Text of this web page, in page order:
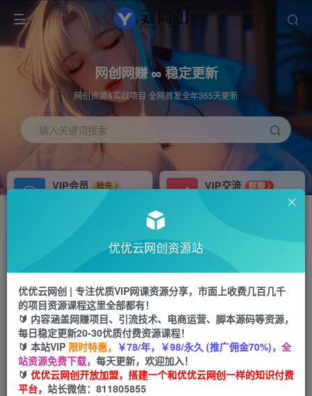
网创网赚 ∞ 稳定更新
网创资源&实战项目 全网首发全年365天更新
输入关键词搜索
VIP会员
抢先
免费下载全站资源
VIP交流
群聊
研究探讨更多创业项目路子。
站长V：hu91275
推荐
首页 中创网 正文
小红书卖电影风格提示词，客单价29，50多天卖
了790单，小白直接抄作业！
优优云网创
1个月前发布
关注 私信
优优云网创资源站
优优云网创 | 专注优质VIP网课资源分享，市面上收费几百几千
的项目资源课程这里全部都有！
🔰 内容涵盖网赚项目、引流技术、电商运营、脚本源码等资源，
每日稳定更新20-30优质付费资源课程！
🔰 本站VIP 限时特惠， ￥78/年，￥98/永久 (推广佣金70%)， 全
站资源免费下载， 每天更新，欢迎加入！
🔰 优优云网创开放加盟，搭建一个和优优云网创一样的知识付费
平台， 站长微信：811805855